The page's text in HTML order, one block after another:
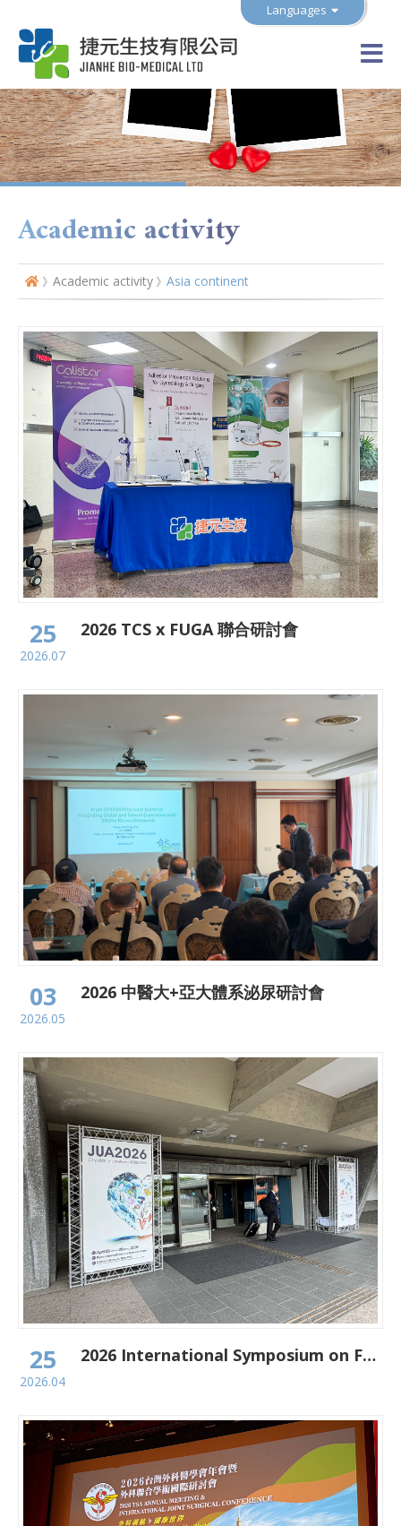
Languages
Academic activity
Academic activity Asia continent
25
2026.07
2026 TCS x FUGA 聯合研討會
03
2026.05
2026 中醫大+亞大體系泌尿研討會
25
2026.04
2026 International Symposium on Focal Therapy and Imaging in Prostate and Kidney Cancer